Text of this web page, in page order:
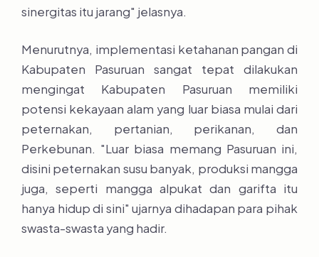
sinergitas itu jarang" jelasnya.
Menurutnya, implementasi ketahanan pangan di
Kabupaten Pasuruan sangat tepat dilakukan
mengingat Kabupaten Pasuruan memiliki
potensi kekayaan alam yang luar biasa mulai dari
peternakan, pertanian, perikanan, dan
Perkebunan. "Luar biasa memang Pasuruan ini,
disini peternakan susu banyak, produksi mangga
juga, seperti mangga alpukat dan garifta itu
hanya hidup di sini" ujarnya dihadapan para pihak
swasta-swasta yang hadir.